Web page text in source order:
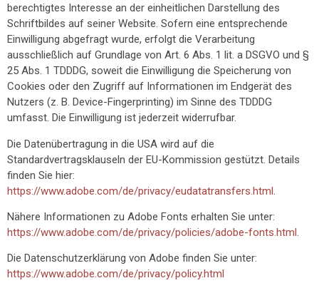
berechtigtes Interesse an der einheitlichen Darstellung des
Schriftbildes auf seiner Website. Sofern eine entsprechende
Einwilligung abgefragt wurde, erfolgt die Verarbeitung
ausschließlich auf Grundlage von Art. 6 Abs. 1 lit. a DSGVO und §
25 Abs. 1 TDDDG, soweit die Einwilligung die Speicherung von
Cookies oder den Zugriff auf Informationen im Endgerät des
Nutzers (z. B. Device-Fingerprinting) im Sinne des TDDDG
umfasst. Die Einwilligung ist jederzeit widerrufbar.
Die Datenübertragung in die USA wird auf die
Standardvertragsklauseln der EU-Kommission gestützt. Details
finden Sie hier:
https://www.adobe.com/de/privacy/eudatatransfers.html
Nähere Informationen zu Adobe Fonts erhalten Sie unter:
https://www.adobe.com/de/privacy/policies/adobe-fonts.html.
Die Datenschutzerklärung von Adobe finden Sie unter:
https://www.adobe.com/de/privacy/policy.html